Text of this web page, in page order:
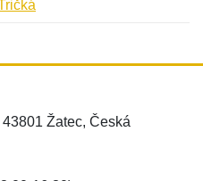
Žatec, Česká